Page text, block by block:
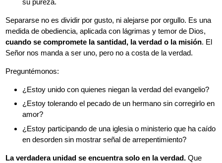
Separarse no es dividir por gusto, ni alejarse por orgullo. Es una
medida de obediencia, aplicada con lágrimas y temor de Dios,
cuando se compromete la santidad, la verdad o la misión. El
Señor nos manda a ser uno, pero no a costa de la verdad.
Preguntémonos:
¿Estoy unido con quienes niegan la verdad del evangelio?
¿Estoy tolerando el pecado de un hermano sin corregirlo en
amor?
¿Estoy participando de una iglesia o ministerio que ha caído
en desorden sin mostrar señal de arrepentimiento?
La verdadera unidad se encuentra solo en la verdad. Que